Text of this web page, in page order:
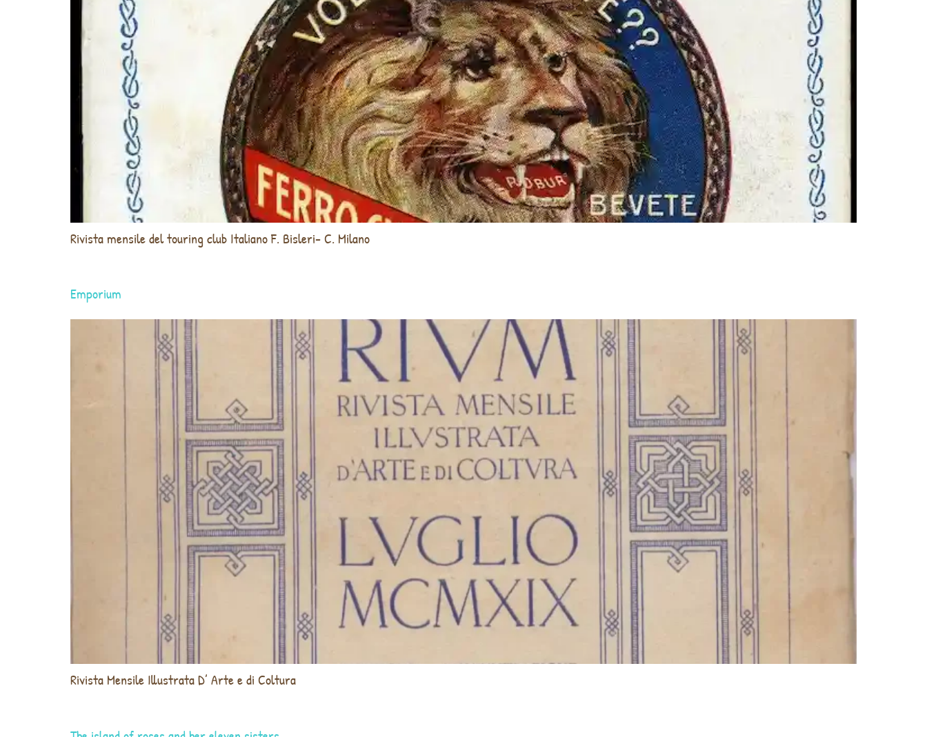
Rivista mensile del touring club Italiano F. Bisleri- C. Milano
Emporium
Rivista Mensile Illustrata D’ Arte e di Coltura